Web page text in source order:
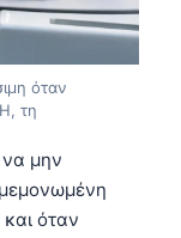
όταν
τη
να μην
όταν